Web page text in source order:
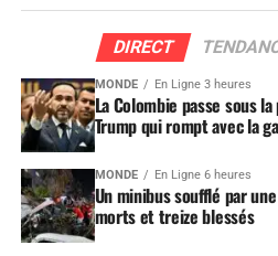
DIRECT
MONDE En Ligne 3 heures
La Colombie passe sous la
Trump qui rompt avec la
MONDE En Ligne 6 heures
Un minibus soufflé par
morts et treize blessés